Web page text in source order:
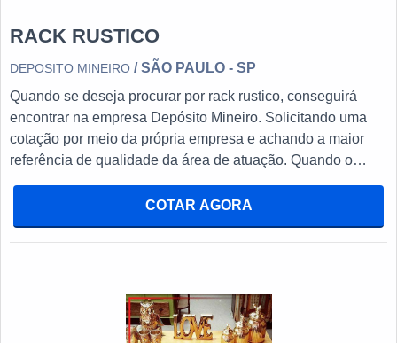
RACK RUSTICO
DEPOSITO MINEIRO / SÃO PAULO - SP
Quando se deseja procurar por rack rustico, conseguirá
encontrar na empresa Depósito Mineiro. Solicitando uma
cotação por meio da própria empresa e achando a maior
referência de qualidade da área de atuação. Quando o
alcançará excelente custo-benefício com qualidade e
sofisticação. DIFERENCIAIS IMPORTANTES DE RACK
RUSTICO Há muitas maneiras eficientes de demonstrar
para os parceiros uma estrutura com: Tecnologia de ponta;
Escritório de alta qualidade onde são realizadas as
COTAR AGORA